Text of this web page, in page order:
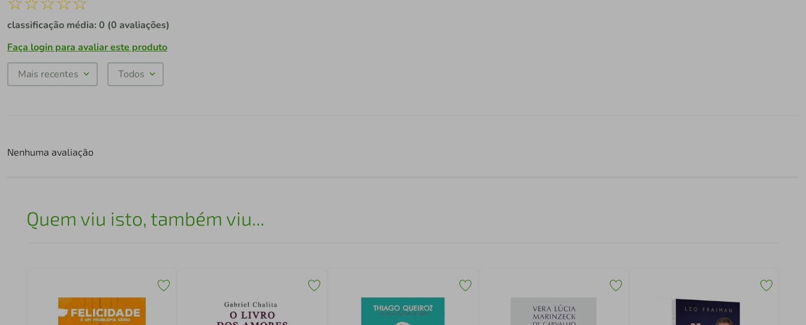
classificação média: 0 (0 avaliações)
Faça login para avaliar este produto
Mais recentes Todos
Nenhuma avaliação
Quem viu isto, também viu...